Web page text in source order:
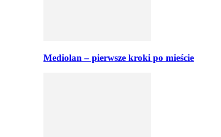
Mediolan – pierwsze kroki po mieście